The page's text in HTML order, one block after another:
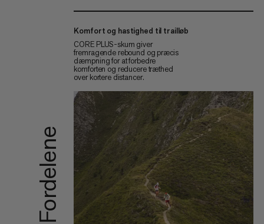
Fordelene
Komfort og hastighed til trailløb
CORE PLUS-skum giver
fremragende rebound og præcis
dæmpning for at forbedre
komforten og reducere træthed
over kortere distancer.